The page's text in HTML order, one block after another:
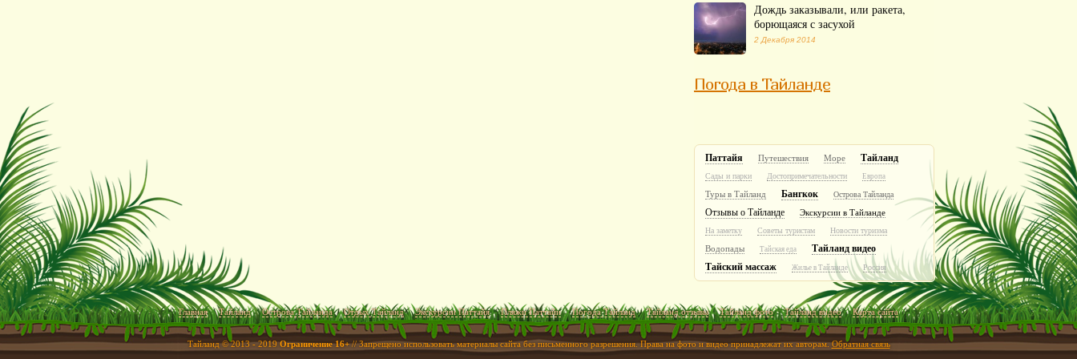
Дождь заказывали, или ракета,
борющаяся с засухой
2 Декабря 2014
Погода в Тайланде
Паттайя Путешествия Море Тайланд
Сады и парки Достопримечательности Европа
Туры в Тайланд Бангкок Острова Тайланда
Отзывы о Тайланде Экскурсии в Тайланде
На заметку Советы туристам Новости туризма
Водопады Тайская еда
Тайланд видео
Тайский массаж
Жилье в Тайланде Россия
Главная Тайланд Острова Тайланда Отдых Тайланд Экскурсии Паттайя Пляжи Паттайи Погода Тайланд Тайланд отзывы Тайланд фото Тайланд видео Карта сайта
Тайланд © 2013 - 2019Ограничение 16+// Запрещено использовать материалы сайта без письменного разрешения. Права на фото и видео принадлежат их авторам.Обратная связь